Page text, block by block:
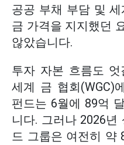
공공 부채 부담 및
금 가격을 지지했던
않았습니다.
투자 자본 흐름도 엇
세계 금 협회(WGC)
펀드는 6월에 89억
니다. 그러나 2026년
드 그룹은 여전히 약